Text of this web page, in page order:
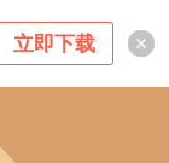
立即下载